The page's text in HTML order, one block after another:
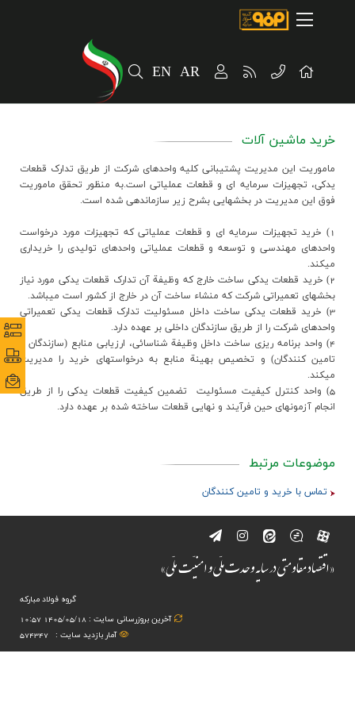
AR
EN
مسیر ماندگار
ارتباطات و توسعه برند سازمانی
پروژه های سرمایه گذاری
پایداری
سهامداران
ارتباط با ما
خرید ماشین آلات
ماموريت اين مديريت پشتيباني کليه واحدهاي شرکت از طريق تدارک قطعات
يدکي، تجهيزات سرمايه اي و قطعات عملياتي است.به منظور تحقق ماموريت
فوق اين مديريت در بخشهايي بشرح زير سازماندهي شده است.
1) خريد تجهيزات سرمايه اي و قطعات عملياتي که تجهيزات مورد درخواست
واحدهاي مهندسي و توسعه و قطعات عملياتي واحدهاي توليدي را خريداري
ميکند.
2) خريد قطعات يدکي ساخت خارج که وظيفة آن تدارک قطعات يدکي مورد نياز
بخشهاي تعميراتي شرکت که منشاء ساخت آن در خارج از کشور است ميباشد.
3) خريد قطعات يدکي ساخت داخل مسئوليت تدارک قطعات يدکي تعميراتي
واحدهاي شرکت را از طريق سازندگان داخلي بر عهده دارد.
4) واحد برنامه ريزي ساخت داخل وظيفة شناسائي، ارزيابي منابع (سازندگان و
تامين کنندگان) و تخصيص بهينة منابع به درخواستهاي خريد را مديريت
ميکند.
5) واحد کنترل کيفيت مسئوليت تضمين کيفيت قطعات يدکي را از طريق
انجام آزمونهاي حين فرآيند و نهايي قطعات ساخته شده بر عهده دارد.
موضوعات مرتبط
تماس با خرید و تامین کنندگان
گروه فولاد مبارکه
آخرین بروزرسانی سایت : 1405/05/18 10:57
آمار بازدید سایت :
574347